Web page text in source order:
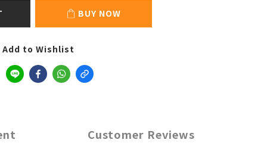
BUY NOW
Add to Wishlist
Customer Reviews